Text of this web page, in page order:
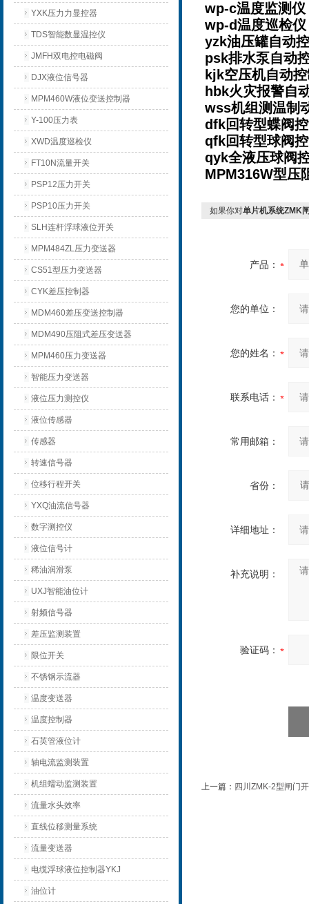
YXK压力力显控器
TDS智能数显温控仪
JMFH双电控电磁阀
DJX液位信号器
MPM460W液位变送控制器
Y-100压力表
XWD温度巡检仪
FT10N流量开关
PSP12压力开关
PSP10压力开关
SLH连杆浮球液位开关
MPM484ZL压力变送器
CS51型压力变送器
CYK差压控制器
MDM460差压变送控制器
MDM490压阻式差压变送器
MPM460压力变送器
智能压力变送器
液位压力测控仪
液位传感器
传感器
转速信号器
位移行程开关
YXQ油流信号器
数字测控仪
液位信号计
稀油润滑泵
UXJ智能油位计
射频信号器
差压监测装置
限位开关
不锈钢示流器
温度变送器
温度控制器
石英管液位计
轴电流监测装置
机组蠕动监测装置
流量水头效率
直线位移测量系统
流量变送器
电缆浮球液位控制器YKJ
油位计
wp-c温度监测
wp-d温度巡检
yzk油压罐自动
psk排水泵自动
kjk空压机自动
hbk火灾报警
wss机组测温
dfk回转型蝶阀
qfk回转型球阀
qyk全液压球阀
MPM316W型压
如果你对单片机系统ZMK
产品：
您的单位：
您的姓名：
联系电话：
常用邮箱：
省份：
详细地址：
补充说明：
验证码：
上一篇： 四川ZMK-2型闸门